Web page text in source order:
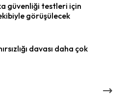
güvenliği testleri için
görüşülecek
davası daha çok